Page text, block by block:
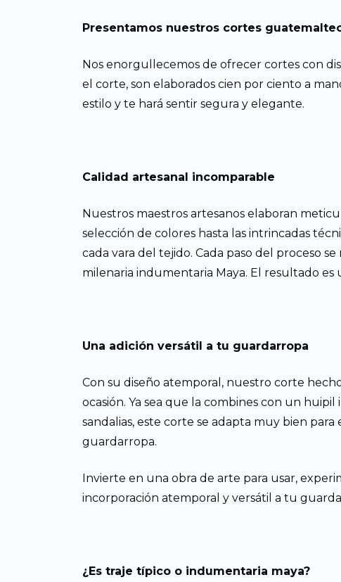
Presentamos nuestros cortes
Nos enorgullecemos de ofrecer cortes con
el corte, son elaborados cien por ciento a
estilo y te hará sentir segura y elegante.
Calidad artesanal incomparable
Nuestros maestros artesanos elaboran
selección de colores hasta las intrincadas
cada vara del tejido. Cada paso del proceso
milenaria indumentaria Maya. El resultado
Una adición versátil a tu guardarropa
Con su diseño atemporal, nuestro corte
ocasión. Ya sea que la combines con un
sandalias, este corte se adapta muy bien
guardarropa.
Invierte en una obra de arte para usar,
incorporación atemporal y versátil a tu
¿Es traje típico o indumentaria maya?